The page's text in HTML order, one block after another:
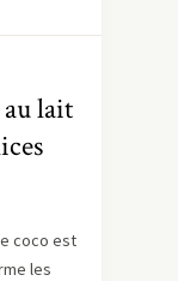
au lait
coco est
les